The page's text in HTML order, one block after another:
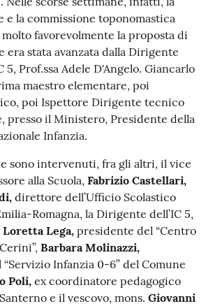
e la commissione toponomastica
favorevolmente la proposta di
stata avanzata dalla Dirigente
5, Prof.ssa Adele D'Angelo. Giancarlo
maestro elementare, poi
poi Ispettore Dirigente tecnico
presso il Ministero, Presidente della
Infanzia.
sono intervenuti, fra gli altri, il vice
alla Scuola, Fabrizio Castellari,
direttore dell’Ufficio Scolastico
Romagna, la Dirigente dell’IC 5,
Loretta Lega, presidente del “Centro
Barbara Molinazzi,
Infanzia 0-6” del Comune
Poli, ex coordinatore pedagogico
e il vescovo, mons. Giovanni